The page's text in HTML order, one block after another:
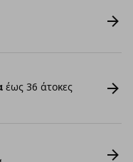
έως 36 άτοκες